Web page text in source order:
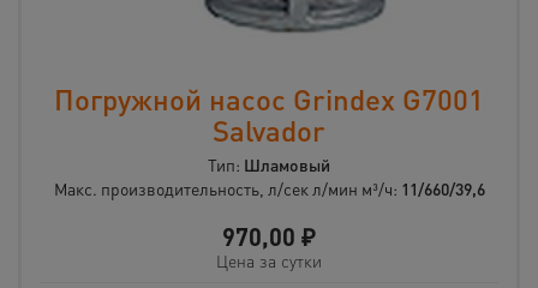
Погружной насос Grindex G7001
Salvador
Тип: Шламовый
Макс. производительность, л/сек л/мин м³/ч: 11/660/39,6
970,00 ₽
Цена за сутки